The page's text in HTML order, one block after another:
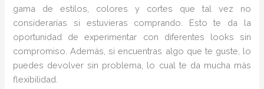
gama de estilos, colores y cortes que tal vez no
considerarías si estuvieras comprando. Esto te da la
oportunidad de experimentar con diferentes looks sin
compromiso. Además, si encuentras algo que te guste, lo
puedes devolver sin problema, lo cual te da mucha más
flexibilidad.